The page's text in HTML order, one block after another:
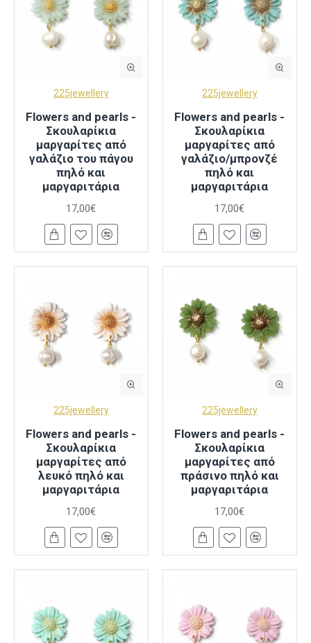
225jewellery
Flowers and pearls -
Σκουλαρίκια
μαργαρίτες από
γαλάζιο του πάγου
πηλό και
μαργαριτάρια
17,00€
225jewellery
Flowers and pearls -
Σκουλαρίκια
μαργαρίτες από
γαλάζιο/μπρονζέ
πηλό και
μαργαριτάρια
17,00€
225jewellery
Flowers and pearls -
Σκουλαρίκια
μαργαρίτες από
λευκό πηλό και
μαργαριτάρια
17,00€
225jewellery
Flowers and pearls -
Σκουλαρίκια
μαργαρίτες από
πράσινο πηλό και
μαργαριτάρια
17,00€